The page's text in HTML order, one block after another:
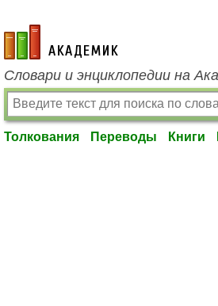
academic.ru
Словари и энциклопедии на
Толкования Переводы Книги